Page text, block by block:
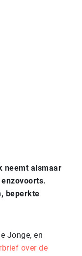
neemt alsmaar
beperkte
Jonge, en
over de